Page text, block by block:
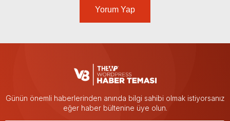
Yorum Yap
Günün önemli haberlerinden anında bilgi sahibi olmak istiyorsanız
eğer haber bültenine üye olun.